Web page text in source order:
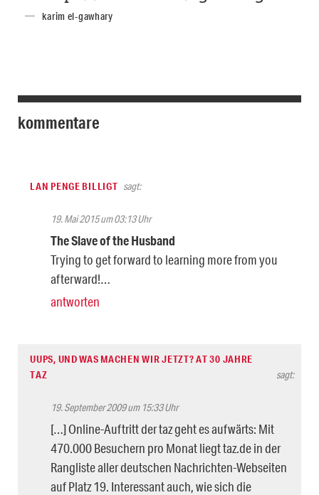
karim el-gawhary
kommentare
LAN PENGE BILLIGT sagt:
19. Mai 2015 um 03:13 Uhr
The Slave of the Husband
Trying to get forward to learning more from you
afterward!…
antworten
UUPS, UND WAS MACHEN WIR JETZT? AT 30 JAHRE
TAZ
sagt:
19. September 2009 um 15:33 Uhr
[…] Online-Auftritt der taz geht es aufwärts: Mit
470.000 Besuchern pro Monat liegt taz.de in der
Rangliste aller deutschen Nachrichten-Webseiten
auf Platz 19. Interessant auch, wie sich die